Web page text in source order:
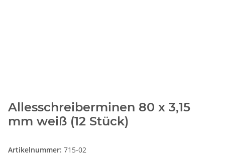
Allesschreiberminen 80 x 3,15
mm weiß (12 Stück)
Artikelnummer: 715-02